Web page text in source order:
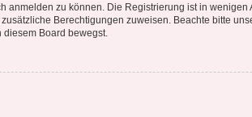
anmelden zu können. Die Registrierung ist in
Berechtigungen zuweisen. Beachte bitte
Board bewegst.